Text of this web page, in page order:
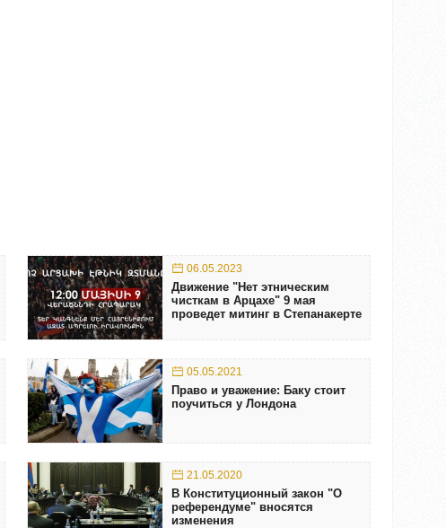
06.05.2023
Движение "Нет этническим
чисткам в Арцахе" 9 мая
проведет митинг в Степанакерте
05.05.2021
Право и уважение: Баку стоит
поучиться у Лондона
21.05.2020
В Конституционный закон "О
референдуме" вносятся
изменения